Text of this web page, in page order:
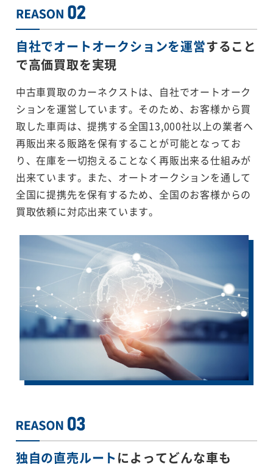
自社でオートオークションを運営すること
で高価買取を実現
中古車買取のカーネクストは、自社でオートオーク
ションを運営しています。そのため、お客様から買
取した車両は、提携する全国13,000社以上の業者へ
再販出来る販路を保有することが可能となってお
り、在庫を一切抱えることなく再販出来る仕組みが
出来ています。また、オートオークションを通して
全国に提携先を保有するため、全国のお客様からの
買取依頼に対応出来ています。
独自の直売ルートによってどんな車も